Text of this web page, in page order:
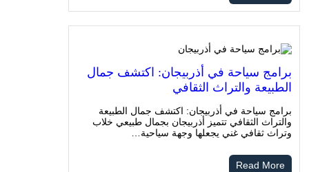
برامج سياحة في أذربيجان: اكتشف جمال
الطبيعة والتراث الثقافي
برامج سياحة في أذربيجان: اكتشف جمال الطبيعة
والتراث الثقافي تتميز أذربيجان بجمال طبيعي خلاب
وتراث ثقافي غني يجعلها وجهة سياحية…
Read More